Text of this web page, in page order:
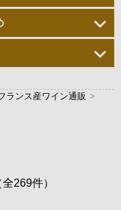
ランス産ワイン通販 >
269件）